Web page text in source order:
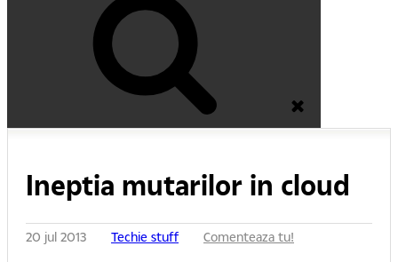
Ineptia mutarilor in cloud
20 jul 2013 Techie stuff Comenteaza tu!